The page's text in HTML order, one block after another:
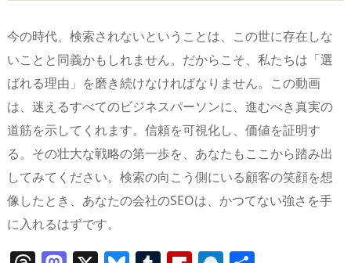
今の時代、検索されないということは、この世に存在しな
いことと同義かもしれません。だからこそ、私たちは「選
ばれる理由」を磨き続けなければなりません。この動画
は、迷えるすべてのビジネスパーソンに、進むべき真実の
道筋を示してくれます。信頼を可視化し、価値を証明す
る。その壮大な戦略の第一歩を、あなたもここから踏み出
してみてください。検索の向こう側にいる顧客の笑顔を想
像したとき、あなたの会社のSEOは、かつてない強さを手
に入れるはずです。